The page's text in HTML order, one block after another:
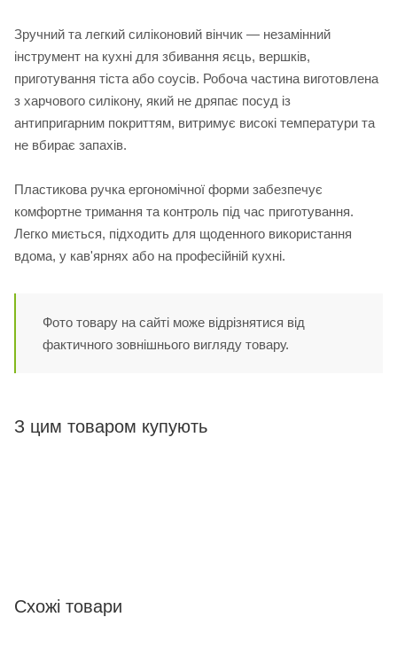
Зручний та легкий силіконовий вінчик — незамінний
інструмент на кухні для збивання яєць, вершків,
приготування тіста або соусів. Робоча частина виготовлена
з харчового силікону, який не дряпає посуд із
антипригарним покриттям, витримує високі температури та
не вбирає запахів.
Пластикова ручка ергономічної форми забезпечує
комфортне тримання та контроль під час приготування.
Легко миється, підходить для щоденного використання
вдома, у кав'ярнях або на професійній кухні.
Фото товару на сайті може відрізнятися від
фактичного зовнішнього вигляду товару.
З цим товаром купують
Схожі товари